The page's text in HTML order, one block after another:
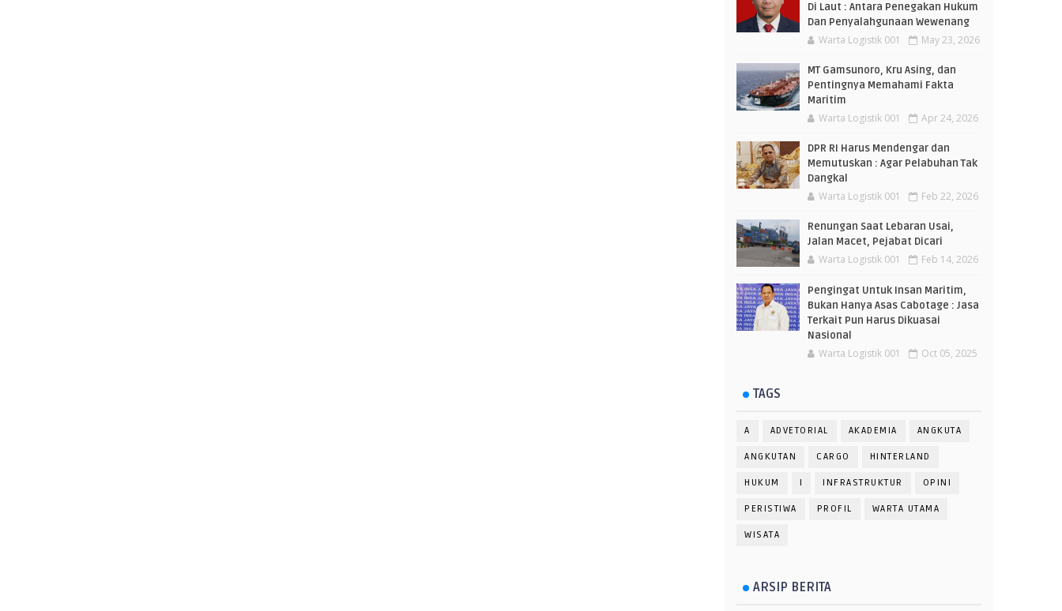
Di Laut : Antara Penegakan Hukum
Dan Penyalahgunaan Wewenang
Warta Logistik 001 May 23, 2026
MT Gamsunoro, Kru Asing, dan
Pentingnya Memahami Fakta
Maritim
Warta Logistik 001 Apr 24, 2026
DPR RI Harus Mendengar dan
Memutuskan : Agar Pelabuhan Tak
Dangkal
Warta Logistik 001 Feb 22, 2026
Renungan Saat Lebaran Usai,
Jalan Macet, Pejabat Dicari
Warta Logistik 001 Feb 14, 2026
Pengingat Untuk Insan Maritim,
Bukan Hanya Asas Cabotage : Jasa
Terkait Pun Harus Dikuasai
Nasional
Warta Logistik 001 Oct 05, 2025
TAGS
A ADVETORIAL AKADEMIA ANGKUTA
ANGKUTAN CARGO HINTERLAND
HUKUM I INFRASTRUKTUR OPINI
PERISTIWA PROFIL WARTA UTAMA
WISATA
ARSIP BERITA